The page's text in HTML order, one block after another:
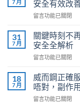
7 月
安全有效改
在
利
勁
（Priligy）
正
用
法
全
解
留言功能已關閉
31
7 月
關鍵時刻不
安全全解析
在
鍵
時
刻
不
留言功能已關閉
18
7 月
威而鋼正確
唔對，副作
在
留言功能已關閉